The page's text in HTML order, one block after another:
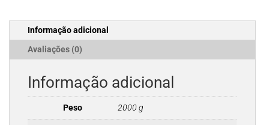
FLAT
BLACKInformação adicional
Avaliações (0)
Informação adicional
Peso 2000 g